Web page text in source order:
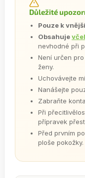
Důležité
Pouze k
Obsahuje
nevhodné při
Není určen
ženy.
Uchovávejte
Nanášejte
Zabraňte
Při
přípravek
Před prvním
ploše pokožky.